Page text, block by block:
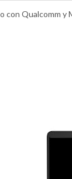
con Qualcomm